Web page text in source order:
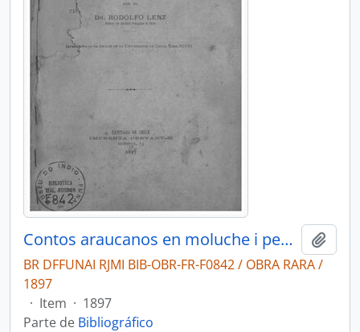
Contos araucanos en moluche i pehuenche chileno: com introducción sobre la poesia araucana.
BR DFFUNAI RJMI BIB-OBR-FR-F0842 / OBRA RARA /
1897
· Item · 1897
Parte de Bibliográfico